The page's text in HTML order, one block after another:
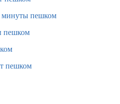
минуты пешком
пешком
пешком